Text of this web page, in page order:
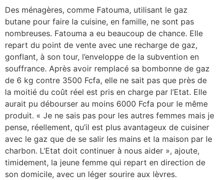
Des ménagères, comme Fatouma, utilisant le gaz
butane pour faire la cuisine, en famille, ne sont pas
nombreuses. Fatouma a eu beaucoup de chance. Elle
repart du point de vente avec une recharge de gaz,
gonflant, à son tour, l’enveloppe de la subvention en
souffrance. Après avoir remplacé sa bombonne de gaz
de 6 kg contre 3500 Fcfa, elle ne sait pas que près de
la moitié du coût réel est pris en charge par l’Etat. Elle
aurait pu débourser au moins 6000 Fcfa pour le même
produit. « Je ne sais pas pour les autres femmes mais je
pense, réellement, qu’il est plus avantageux de cuisiner
avec le gaz que de se salir les mains et la maison par le
charbon. L’Etat doit continuer à nous aider », ajoute,
timidement, la jeune femme qui repart en direction de
son domicile, avec un léger sourire aux lèvres.